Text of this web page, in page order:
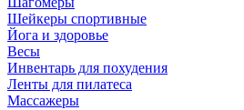
Шейкеры спортивные
Йога и здоровье
Весы
Инвентарь для похудения
Ленты для пилатеса
Массажеры